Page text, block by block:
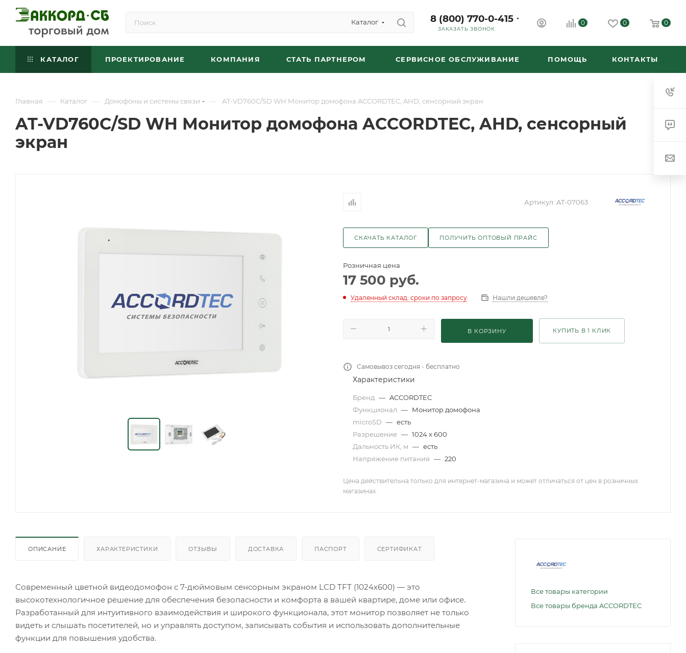
Каталог 8 (800) 770-0-415
ЗАКАЗАТЬ ЗВОНОК
0 0 0
КАТАЛОГ ПРОЕКТИРОВАНИЕ КОМПАНИЯ СТАТЬ ПАРТНЕРОМ СЕРВИСНОЕ ОБСЛУЖИВАНИЕ ПОМОЩЬ КОНТАКТЫ
Главная — Каталог — Домофоны и системы связи — AT-VD760C/SD WH Монитор домофона ACCORDTEC, AHD, сенсорный экран
AT-VD760C/SD WH Монитор домофона ACCORDTEC, AHD, сенсорный
экран
Артикул: AT-07063
СКАЧАТЬ КАТАЛОГ ПОЛУЧИТЬ ОПТОВЫЙ ПРАЙС
Розничная цена
17 500 руб.
Удаленный склад: сроки по запросу Нашли дешевле?
В КОРЗИНУ КУПИТЬ В 1 КЛИК
Самовывоз сегодня - бесплатно
Характеристики
Бренд — ACCORDTEC
Функционал — Монитор домофона
microSD — есть
Разрешение — 1024 х 600
Дальность ИК, м — есть
Напряжение питания — 220
Цена действительна только для интернет-магазина и может отличаться от цен в розничных
магазинах .
ОПИСАНИЕ ХАРАКТЕРИСТИКИ ОТЗЫВЫ ДОСТАВКА ПАСПОРТ СЕРТИФИКАТ
Современный цветной видеодомофон с 7-дюймовым сенсорным экраном LCD TFT (1024х600) — это
высокотехнологичное решение для обеспечения безопасности и комфорта в вашей квартире, доме или офисе.
Разработанный для интуитивного взаимодействия и широкого функционала, этот монитор позволяет не только
видеть и слышать посетителей, но и управлять доступом, записывать события и использовать дополнительные
функции для повышения удобства.
Все товары категории
Все товары бренда ACCORDTEC